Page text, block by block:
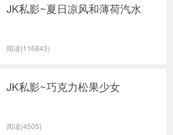
JK私影~夏日凉风和薄荷汽水
阅读(116843)
JK私影~巧克力松果少女
阅读(4505)